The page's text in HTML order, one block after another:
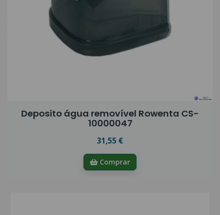
Deposito água removível Rowenta CS-
10000047
31,55 €
Comprar